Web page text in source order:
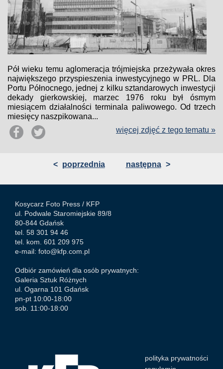
Pół wieku temu aglomeracja trójmiejska przeżywała okres
największego przyspieszenia inwestycyjnego w PRL. Dla
Portu Północnego, jednej z kilku sztandarowych inwestycji
dekady gierkowskiej, marzec 1976 roku był ósmym
miesiącem działalności terminala paliwowego. Od trzech
miesięcy naszpikowana...
więcej zdjęć z tego tematu »
< poprzednia następna >
Kosycarz Foto Press / KFP
ul. Podwale Staromiejskie 89/8
80-844 Gdańsk
tel. 58 301 94 46
tel. kom. 601 209 975
e-mail: foto@kfp.com.pl
Odbiór zamówień dla osób prywatnych:
Galeria Sztuk Różnych
ul. Ogarna 101 Gdańsk
pn-pt 10:00-18:00
sob. 11:00-18:00
polityka prywatności